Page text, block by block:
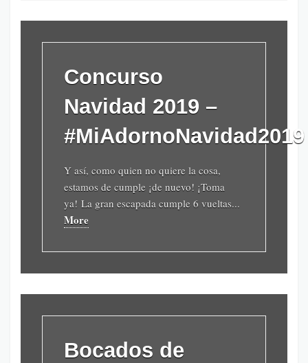
Concurso
Navidad 2019 –
#MiAdornoNavidad2019
Y así, como quien no quiere la cosa,
estamos de cumple ¡de nuevo! ¡Toma
ya! La gran escapada cumple 6 vueltas...
More
Bocados de